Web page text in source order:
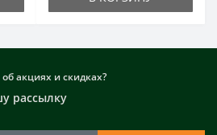
акциях и скидках?
рассылку